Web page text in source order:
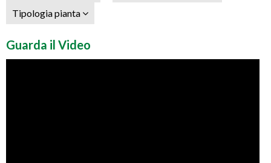
Tipologia pianta
Guarda il Video